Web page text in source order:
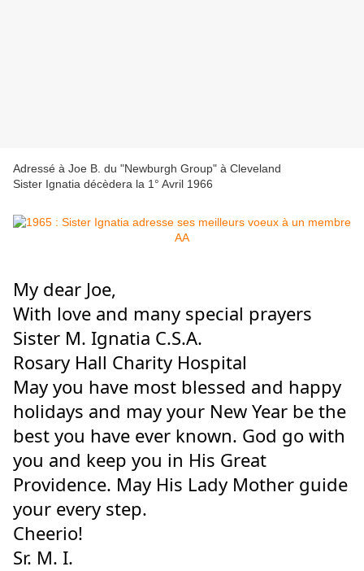
Adressé à Joe B. du "Newburgh Group" à Cleveland
Sister Ignatia décèdera la 1° Avril 1966
My dear Joe,
With love and many special prayers
Sister M. Ignatia C.S.A.
Rosary Hall Charity Hospital
May you have most blessed and happy
holidays and may your New Year be the
best you have ever known. God go with
you and keep you in His Great
Providence. May His Lady Mother guide
your every step.
Cheerio!
Sr. M. I.